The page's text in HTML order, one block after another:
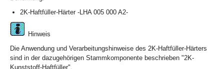
2K-Haftfüller-Härter -LHA 005 000 A2-
Hinweis
Die Anwendung und Verarbeitungshinweise des 2K-Haftfüller-Härters
sind in der dazugehörigen Stammkomponente beschrieben "2K-
Kunststoff-Haftfüller".